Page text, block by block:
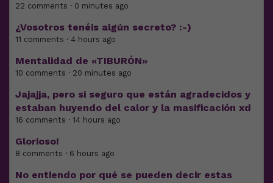
22 comments · 0 minutes ago
¿Vosotros tenéis algún secreto? :-)
11 comments · 4 hours ago
Mentalidad de «TIBURÓN»
10 comments · 20 minutes ago
Jajajja, pero si seguro que están agradecidos y
estaban huyendo del calor y la masificación xd
16 comments · 14 hours ago
Glorioso!
8 comments · 6 hours ago
No entiendo por qué se pueden decir estas